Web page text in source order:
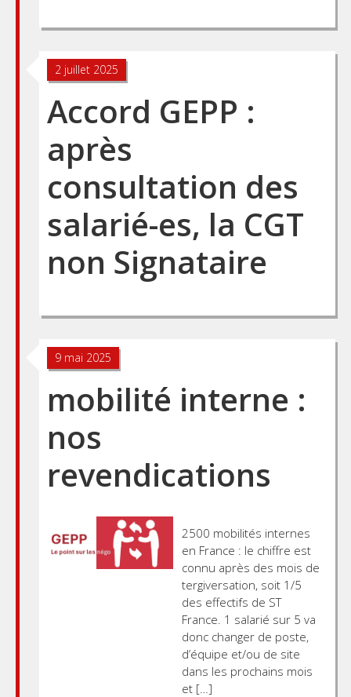
2 juillet 2025
Accord GEPP :
après
consultation des
salarié-es, la CGT
non Signataire
9 mai 2025
mobilité interne :
nos
revendications
2500 mobilités internes
en France : le chiffre est
connu après des mois de
tergiversation, soit 1/5
des effectifs de ST
France. 1 salarié sur 5 va
donc changer de poste,
d’équipe et/ou de site
dans les prochains mois
et […]